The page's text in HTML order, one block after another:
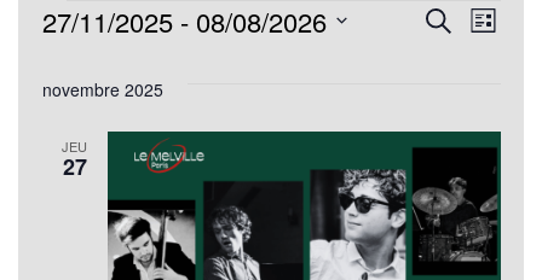
de
vues
Recherche
Liste
27/11/2025 - 08/08/2026
une
novembre 2025
JEU
27